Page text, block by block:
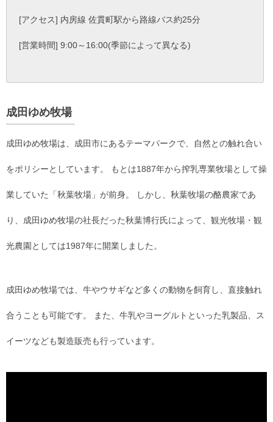
[アクセス] 内房線 佐貫町駅から路線バス約25分
[営業時間] 9:00～16:00(季節によって異なる)
成田ゆめ牧場
成田ゆめ牧場は、成田市にあるテーマパークで、自然との触れ合い
をポリシーとしています。 もとは1887年から搾乳専業牧場として操
業していた「秋葉牧場」が前身。 しかし、秋葉牧場の酪農家であ
り、成田ゆめ牧場の社長だった秋葉博行氏によって、観光牧場・観
光農園としては1987年に開業しました。
成田ゆめ牧場では、牛やウサギなど多くの動物を飼育し、直接触れ
合うことも可能です。 また、牛乳やヨーグルトといった乳製品、ス
イーツなども製造販売も行っています。